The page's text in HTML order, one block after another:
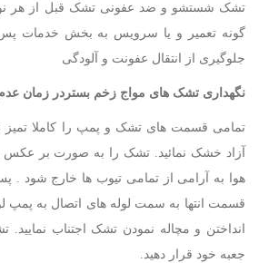
تشک شستشو و ضد عفونی تشک قبل از هر
گونه تعمیر و یا سرویس به بخش
جلوگیری از انتقال عفونت و آلودگی
نگهداری تشک های مواج زخم بستردر زمان
تمامی قسمت های تشک و پمپ را کاملا تمیز
آزاد خشک نمائید. تشک را به صورت بر عکس
هوا به آرامی از تمامی تیوب ها خارج شود .
قسمت انتها به سمت لوله های اتصال به پمپ
انداختن و مچاله نمودن تشک اجتناب
جعبه خود قرار دهید.